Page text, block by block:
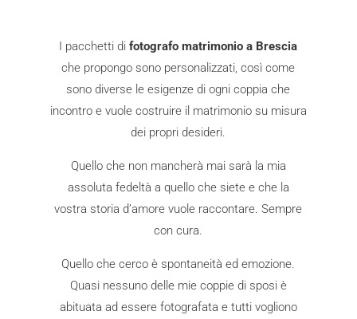
I pacchetti difotografo matrimonio a Brescia
che propongo sono personalizzati, così come
sono diverse le esigenze di ogni coppia che
incontro e vuole costruire il matrimonio su misura
dei propri desideri.
Quello che non mancherà mai sarà la mia
assoluta fedeltà a quello che siete e che la
vostra storia d’amore vuole raccontare. Sempre
con cura.
Quello che cerco è spontaneità ed emozione.
Quasi nessuno delle mie coppie di sposi è
abituata ad essere fotografata e tutti vogliono